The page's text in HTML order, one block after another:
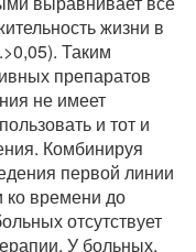
жизни в
Таким
препаратов
не имеет
и тот и
Комбинируя
первой линии
ко времени до
отсутствует
У больных,